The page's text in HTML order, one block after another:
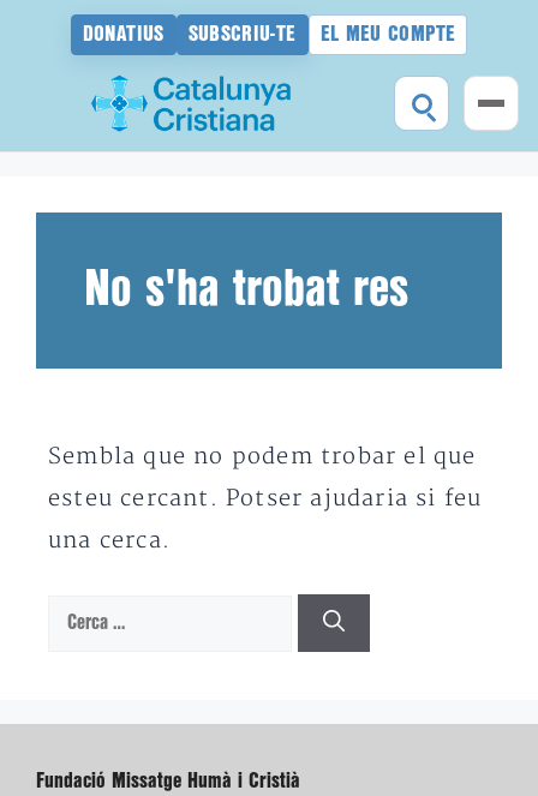
DONATIUS SUBSCRIU-TE EL MEU COMPTE
No s'ha trobat res
Sembla que no podem trobar el que
esteu cercant. Potser ajudaria si feu
una cerca.
Cerca:
Fundació Missatge Humà i Cristià